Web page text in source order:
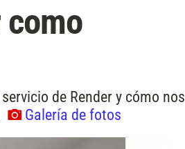
como
de Render y cómo nos
Galería de fotos